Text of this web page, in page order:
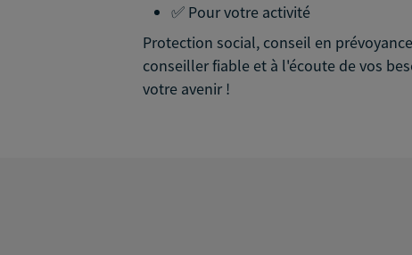
✅ Pour votre activité
Protection social, conseil en
conseiller fiable et à l'écoute de vos
votre avenir !